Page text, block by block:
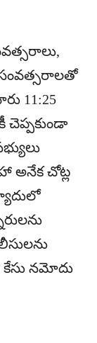
11:25
అనేక చోట్ల
నమోదు